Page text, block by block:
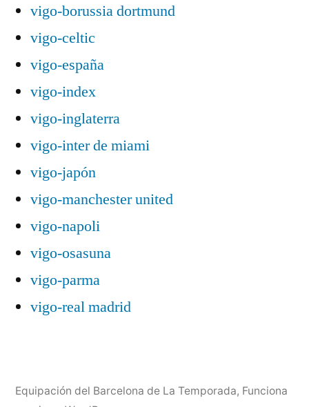
vigo-borussia dortmund
vigo-celtic
vigo-españa
vigo-index
vigo-inglaterra
vigo-inter de miami
vigo-japón
vigo-manchester united
vigo-napoli
vigo-osasuna
vigo-parma
vigo-real madrid
Equipación del Barcelona de La Temporada, Funciona